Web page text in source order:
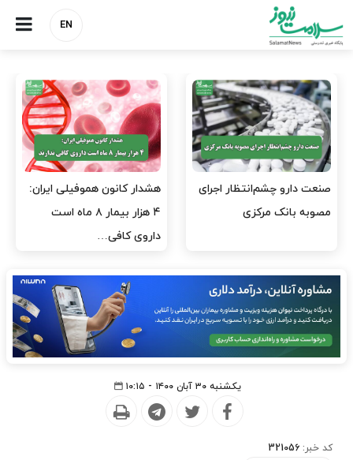
EN
نسخه وزارت بهداشت برای
مهار پزشک‌نماهای
مدیران پرستاری باید حامی
پرستاران باشند، نه عامل فشار
یکشنبه ۳۰ آبان ۱۴۰۰ - ۱۰:۱۵
کد خبر: 321056